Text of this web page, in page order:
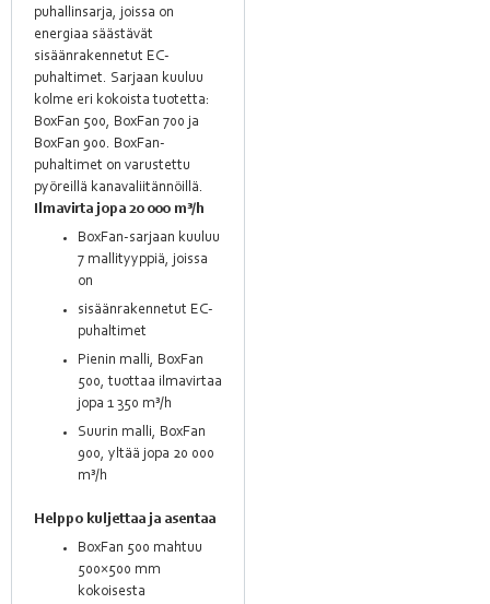
puhallinsarja, joissa on
energiaa säästävät
sisäänrakennetut EC-
puhaltimet. Sarjaan kuuluu
kolme eri kokoista tuotetta:
BoxFan 500, BoxFan 700 ja
BoxFan 900. BoxFan-
puhaltimet on varustettu
pyöreillä kanavaliitännöillä.
Ilmavirta jopa 20 000 m³/h
BoxFan-sarjaan kuuluu
7 mallityyppiä, joissa
on
sisäänrakennetut EC-
puhaltimet
Pienin malli, BoxFan
500, tuottaa ilmavirtaa
jopa 1 350 m³/h
Suurin malli, BoxFan
900, yltää jopa 20 000
m³/h
Helppo kuljettaa ja asentaa
BoxFan 500 mahtuu
500×500 mm
kokoisesta